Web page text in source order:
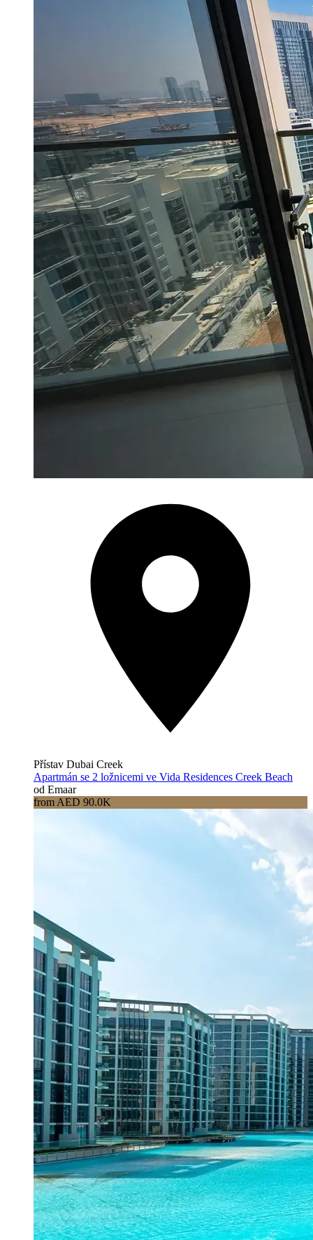
Přístav Dubai Creek
Apartmán se 2 ložnicemi ve Vida Residences Creek Beach
od Emaar
from AED 90.0K